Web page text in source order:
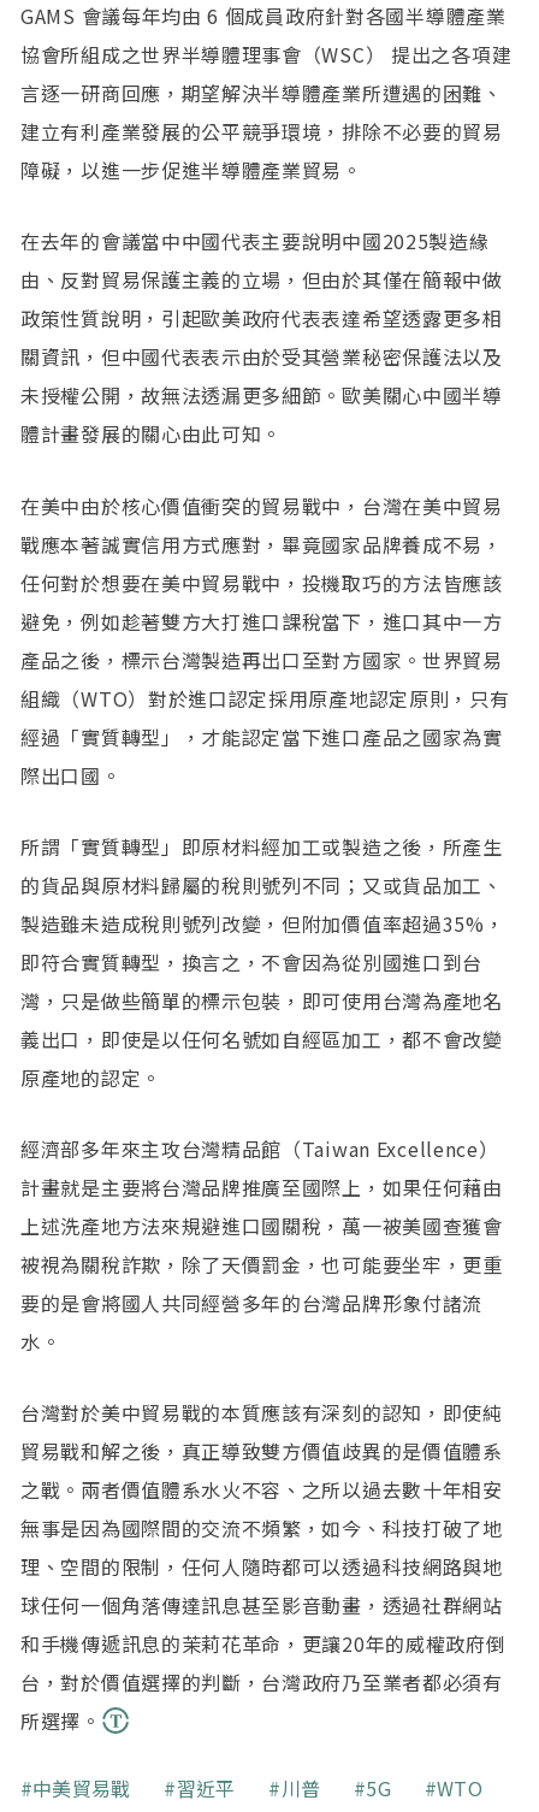
GAMS 會議每年均由 6 個成員政府針對各國半導體產業
協會所組成之世界半導體理事會（WSC） 提出之各項建
言逐一研商回應，期望解決半導體產業所遭遇的困難、
建立有利產業發展的公平競爭環境，排除不必要的貿易
障礙，以進一步促進半導體產業貿易。
在去年的會議當中中國代表主要說明中國2025製造緣
由、反對貿易保護主義的立場，但由於其僅在簡報中做
政策性質說明，引起歐美政府代表表達希望透露更多相
關資訊，但中國代表表示由於受其營業秘密保護法以及
未授權公開，故無法透漏更多細節。歐美關心中國半導
體計畫發展的關心由此可知。
在美中由於核心價值衝突的貿易戰中，台灣在美中貿易
戰應本著誠實信用方式應對，畢竟國家品牌養成不易，
任何對於想要在美中貿易戰中，投機取巧的方法皆應該
避免，例如趁著雙方大打進口課稅當下，進口其中一方
產品之後，標示台灣製造再出口至對方國家。世界貿易
組織（WTO）對於進口認定採用原產地認定原則，只有
經過「實質轉型」，才能認定當下進口產品之國家為實
際出口國。
所謂「實質轉型」即原材料經加工或製造之後，所產生
的貨品與原材料歸屬的稅則號列不同；又或貨品加工、
製造雖未造成稅則號列改變，但附加價值率超過35%，
即符合實質轉型，換言之，不會因為從別國進口到台
灣，只是做些簡單的標示包裝，即可使用台灣為產地名
義出口，即使是以任何名號如自經區加工，都不會改變
原產地的認定。
經濟部多年來主攻台灣精品館（Taiwan Excellence）
計畫就是主要將台灣品牌推廣至國際上，如果任何藉由
上述洗產地方法來規避進口國關稅，萬一被美國查獲會
被視為關稅詐欺，除了天價罰金，也可能要坐牢，更重
要的是會將國人共同經營多年的台灣品牌形象付諸流
水。
台灣對於美中貿易戰的本質應該有深刻的認知，即使純
貿易戰和解之後，真正導致雙方價值歧異的是價值體系
之戰。兩者價值體系水火不容、之所以過去數十年相安
無事是因為國際間的交流不頻繁，如今、科技打破了地
理、空間的限制，任何人隨時都可以透過科技網路與地
球任何一個角落傳達訊息甚至影音動畫，透過社群網站
和手機傳遞訊息的茉莉花革命，更讓20年的威權政府倒
台，對於價值選擇的判斷，台灣政府乃至業者都必須有
所選擇。
關鍵字
中美貿易戰 習近平 川普 5G
WTO